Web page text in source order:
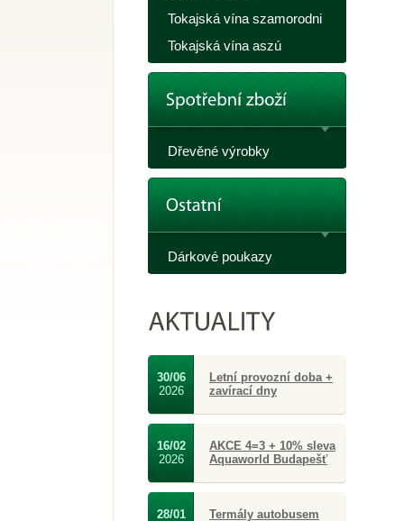
Tokajská vína szamorodni
Tokajská vína aszú
Dřevěné výrobky
Dárkové poukazy
30/06
2026
Letní provozní doba +
zavírací dny
16/02
2026
AKCE 4=3 + 10% sleva
Aquaworld Budapešť
28/01 Termály autobusem